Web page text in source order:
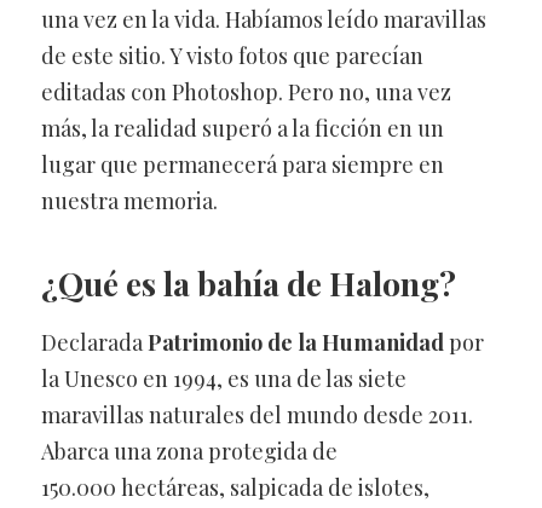
una vez en la vida. Habíamos leído maravillas
de este sitio. Y visto fotos que parecían
editadas con Photoshop. Pero no, una vez
más, la realidad superó a la ficción en un
lugar que permanecerá para siempre en
nuestra memoria.
¿Qué es la bahía de Halong?
DeclaradaPatrimonio de la Humanidadpor
la Unesco en 1994, es una de las siete
maravillas naturales del mundo desde 2011.
Abarca una zona protegida de
150.000 hectáreas, salpicada de islotes,